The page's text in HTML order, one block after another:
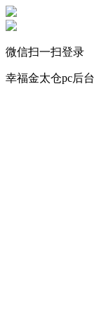
微信扫一扫登录
幸福金太仓pc后台